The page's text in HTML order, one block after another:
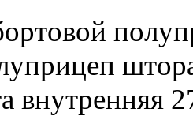
внутренняя